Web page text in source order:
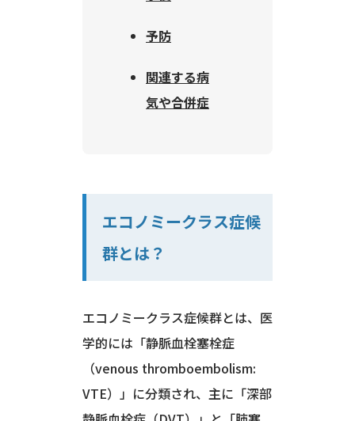
予防
関連する病
気や合併症
エコノミークラス症候
群とは？
エコノミークラス症候群とは、医
学的には「静脈血栓塞栓症
（venous thromboembolism:
VTE）」に分類され、主に「深部